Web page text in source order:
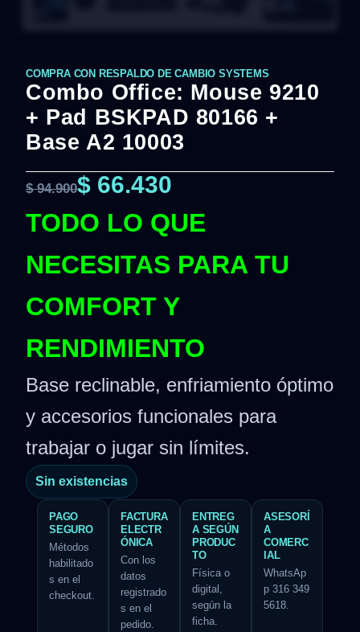
COMPRA CON RESPALDO DE CAMBIO SYSTEMS
Combo Office: Mouse 9210
+ Pad BSKPAD 80166 +
Base A2 10003
$94.900$ 66.430
TODO LO QUE
NECESITAS PARA TU
COMFORT Y
RENDIMIENTO
Base reclinable, enfriamiento óptimo
y accesorios funcionales para
trabajar o jugar sin límites.
Sin existencias
PAGO
SEGURO
Métodos
habilitado
s en el
checkout.
FACTURA
ELECTR
ÓNICA
Con los
datos
registrado
s en el
pedido.
ENTREG
A SEGÚN
PRODUC
TO
Física o
digital,
según la
ficha.
ASESORÍ
A
COMERC
IAL
WhatsAp
p 316 349
5618.